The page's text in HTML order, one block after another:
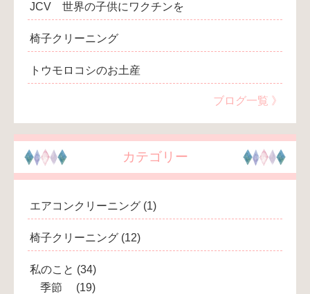
JCV 世界の子供にワクチンを
椅子クリーニング
トウモロコシのお土産
ブログ一覧 》
カテゴリー
エアコンクリーニング (1)
椅子クリーニング (12)
私のこと (34)
季節
(19)